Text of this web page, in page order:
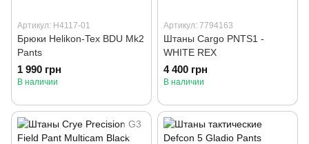
Артикул: H4117-01
Брюки Helikon-Tex BDU Mk2
Pants
1 990 грн
В наличии
Артикул: 7794163
Штаны Cargo PNTS1 -
WHITE REX
4 400 грн
В наличии